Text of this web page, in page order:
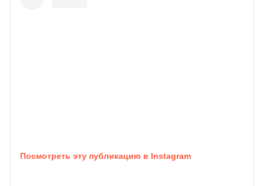
Посмотреть эту публикацию в Instagram